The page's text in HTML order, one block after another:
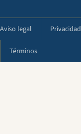
Aviso legal Privacidad
Términos